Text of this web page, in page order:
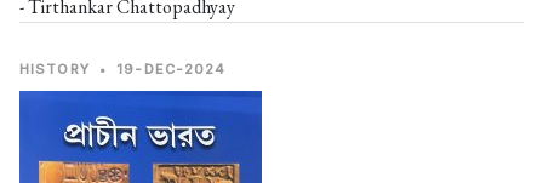
- Tirthankar Chattopadhyay
HISTORY • 19-DEC-2024